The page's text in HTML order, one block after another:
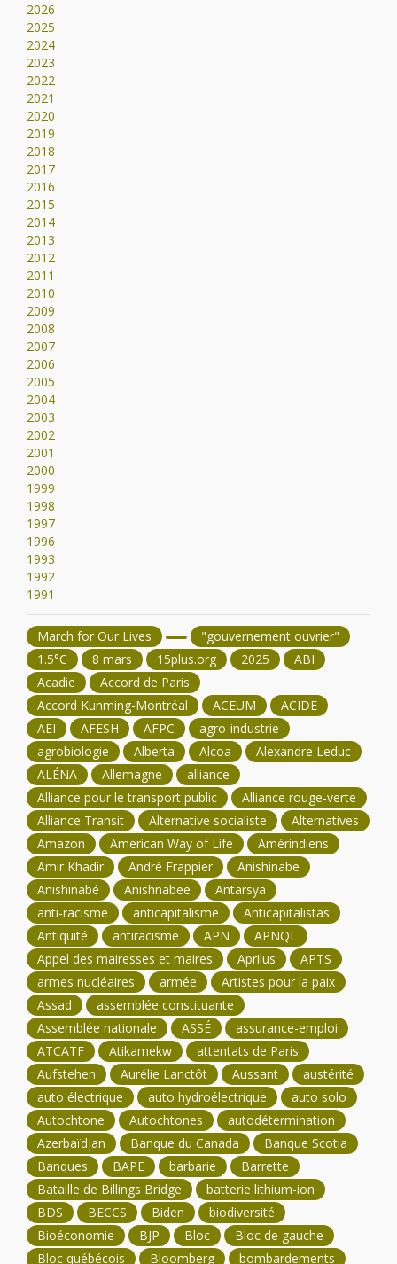
2026
2025
2024
2023
2022
2021
2020
2019
2018
2017
2016
2015
2014
2013
2012
2011
2010
2009
2008
2007
2006
2005
2004
2003
2002
2001
2000
1999
1998
1997
1996
1993
1992
1991
March for Our Lives
"gouvernement ouvrier"
1.5°C
8 mars 15plus.org 2025
ABI
Acadie
Accord de Paris
Accord Kunming-Montréal
ACEUM
ACIDE
AEI
AFESH AFPC
agro-industrie
agrobiologie
Alberta Alcoa
Alexandre Leduc
ALÉNA
Allemagne
alliance
Alliance pour le transport public
Alliance rouge-verte
Alliance Transit
Alternative socialiste
Alternatives
Amazon
American Way of Life
Amérindiens
Amir Khadir
André Frappier
Anishinabe
Anishinabé
Anishnabee
Antarsya
anti-racisme
anticapitalisme
Anticapitalistas
Antiquité
antiracisme APN
APNQL
Appel des mairesses et maires
Aprilus
APTS
armes nucléaires
armée
Artistes pour la paix
Assad
assemblée constituante
Assemblée nationale
ASSÉ
assurance-emploi
ATCATF
Atikamekw
attentats de Paris
Aufstehen
Aurélie Lanctôt Aussant
austérité
auto électrique
auto hydroélectrique
auto solo
Autochtone
Autochtones
autodétermination
Azerbaïdjan
Banque du Canada
Banque Scotia
Banques
BAPE barbarie
Barrette
Bataille de Billings Bridge
batterie lithium-ion
BDS
BECCS Biden
biodiversité
Bioéconomie
BJP Bloc
Bloc de gauche
Bloc québécois
Bloomberg bombardements